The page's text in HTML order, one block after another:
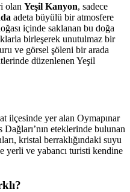
olan Yeşil Kanyon, sadece
adeta büyülü bir atmosfere
içinde saklanan bu doğa
birleşerek unutulmaz bir
ve görsel şöleni bir arada
düzenlenen Yeşil
ilçesinde yer alan Oymapınar
eteklerinde bulunan
kristal berraklığındaki suyu
yerli ve yabancı turisti kendine